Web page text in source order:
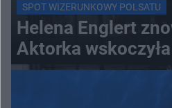
SPOT WIZERUNKOWY POLSATU
Helena Englert
Aktorka